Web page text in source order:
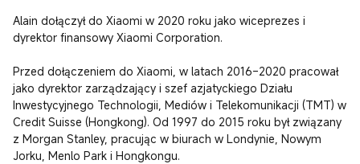
Alain dołączył do Xiaomi w 2020 roku jako wiceprezes i
dyrektor finansowy Xiaomi Corporation.
Przed dołączeniem do Xiaomi, w latach 2016–2020 pracował
jako dyrektor zarządzający i szef azjatyckiego Działu
Inwestycyjnego Technologii, Mediów i Telekomunikacji (TMT) w
Credit Suisse (Hongkong). Od 1997 do 2015 roku był związany
z Morgan Stanley, pracując w biurach w Londynie, Nowym
Jorku, Menlo Park i Hongkongu.